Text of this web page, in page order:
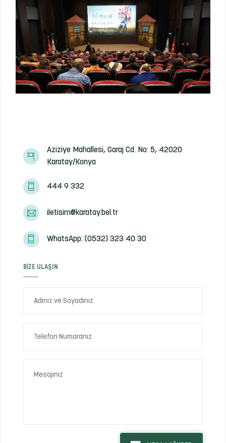
Aziziye Mahallesi, Garaj Cd. No: 5, 42020
Karatay/Konya
444 9 332
iletisim@karatay.bel.tr
WhatsApp: (0532) 323 40 30
BIZE ULAŞIN